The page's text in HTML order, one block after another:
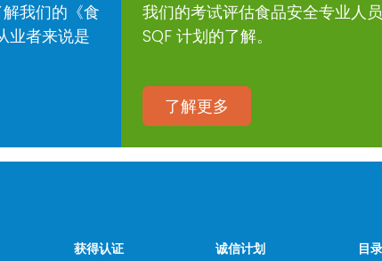
我们的《食
业者来说是
我们的考试评估食品安全专业人
SQF 计划的了解。
了解更多
获得认证
诚信计划
目录